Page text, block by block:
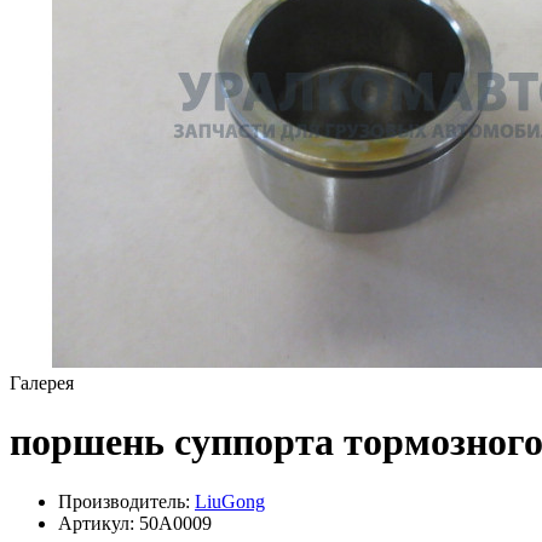
Галерея
поршень суппорта тормозного
Производитель: LiuGong
Артикул: 50A0009